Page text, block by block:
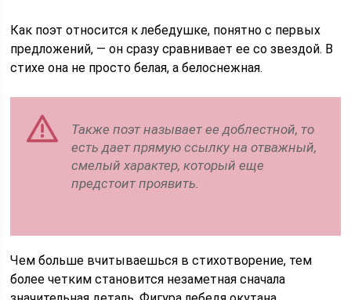
Как поэт относится к лебедушке, понятно с первых
предложений, — он сразу сравнивает ее со звездой. В
стихе она не просто белая, а белоснежная.
Также поэт называет ее доблестной, то
есть дает прямую ссылку на отважный,
смелый характер, который еще
предстоит проявить.
Чем больше вчитываешься в стихотворение, тем
более четким становится незаметная сначала